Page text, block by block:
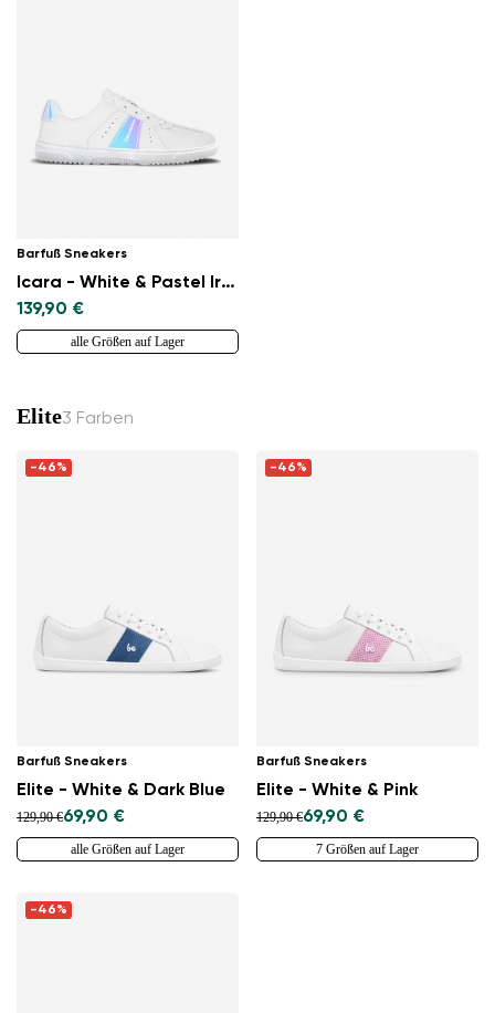
Land ändern
Barfuß Sneakers
Icara - White & Pastel Iridescent
139,90 €
alle Größen auf Lager
Elite3 Farben
-46%
Barfuß Sneakers
Elite - White & Dark Blue
129,90 €69,90 €
alle Größen auf Lager
-46%
Barfuß Sneakers
Elite - White & Pink
129,90 €69,90 €
7 Größen auf Lager
-46%